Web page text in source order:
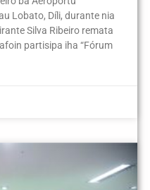
Lobato, Díli, durante nia
Silva Ribeiro remata
partisipa iha “Fórum